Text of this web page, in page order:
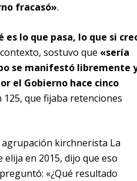
fracasó».
lo que pasa, lo que si
sostuvo que «sería
se manifestó libremente
el Gobierno hace cinco
que fijaba retenciones
kirchnerista La
en 2015, dijo que eso
«¿Qué resultado